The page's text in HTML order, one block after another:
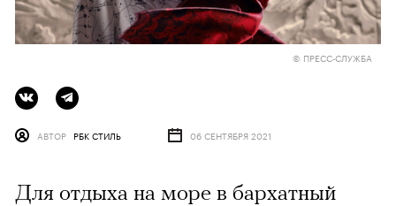
© ПРЕСС-СЛУЖБА
АВТОР РБК СТИЛЬ 06 СЕНТЯБРЯ 2021
Для отдыха на море в бархатный